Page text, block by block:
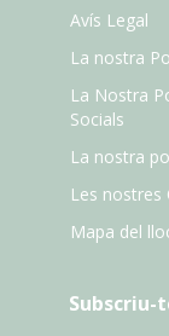
Avís Legal
La nostra
La Nostra
Socials
La nostra
Les nostres
Mapa del